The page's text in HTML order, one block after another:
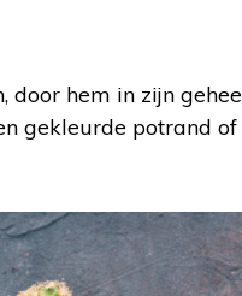
hem in zijn
gekleurde potrand